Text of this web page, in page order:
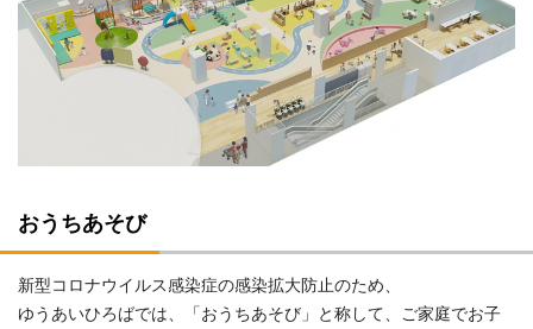
おうちあそび
新型コロナウイルス感染症の感染拡大防止のため、
ゆうあいひろばでは、「おうちあそび」と称して、ご家庭でお子